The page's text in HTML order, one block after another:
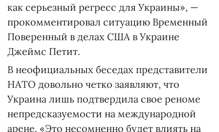
как серьезный регресс для Украины», —
прокомментировал ситуацию Временный
Поверенный в делах США в Украине
Джеймс Петит.
В неофициальных беседах представители
НАТО довольно четко заявляют, что
Украина лишь подтвердила свое реноме
непредсказуемости на международной
арене. «Это несомненно будет влиять на